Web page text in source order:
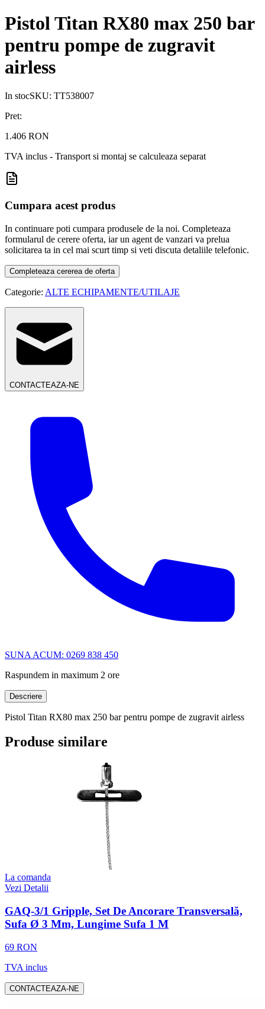
Pistol Titan RX80 max 250 bar
pentru pompe de zugravit
airless
In stocSKU: TT538007
Pret:
1.406 RON
TVA inclus - Transport si montaj se calculeaza separat
Cumpara acest produs
In continuare poti cumpara produsele de la noi. Completeaza
formularul de cerere oferta, iar un agent de vanzari va prelua
solicitarea ta in cel mai scurt timp si veti discuta detaliile telefonic.
Completeaza cererea de oferta
Categorie: ALTE ECHIPAMENTE/UTILAJE
CONTACTEAZA-NE
SUNA ACUM: 0269 838 450
Raspundem in maximum 2 ore
Descriere
Pistol Titan RX80 max 250 bar pentru pompe de zugravit airless
Produse similare
La comanda
Vezi Detalii
GAQ-3/1 Gripple, Set De Ancorare Transversală,
Sufa Ø 3 Mm, Lungime Sufa 1 M
69 RON
TVA inclus
CONTACTEAZA-NE